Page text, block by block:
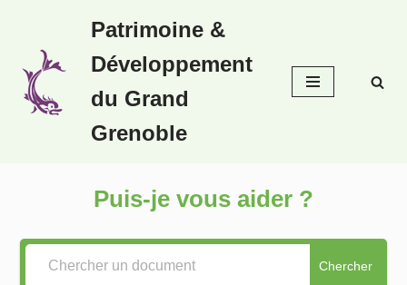
au
contenu
Patrimoine &
Développement
du Grand
Grenoble
Puis-je vous aider ?
Chercher